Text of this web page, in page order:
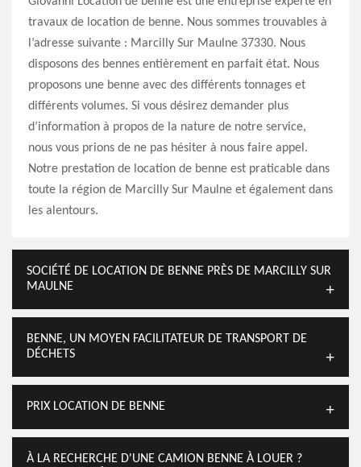
travaux de location de benne. Nous sommes trouvables à
l’adresse suivante : Marcilly Sur Maulne 37330. Nous
disposons des bennes entièrement en parfait état. Nous
proposons une benne avec des différents tonnages et
différents volumes. Si vous désirez demander plus
d’information à propos de la nature de notre service,
nous vous prions de ne pas hésiter à nous faire appel.
Notre prestation de location de benne est praticable dans
toute la région de Marcilly Sur Maulne et également dans
les alentours.
SOCIÉTÉ DE LOCATION DE BENNE PRÈS DE MARCILLY SUR
MAULNE
BENNE, UN MOYEN FACILITATEUR DE TRANSPORT DE
DÉCHETS
PRIX LOCATION DE BENNE
À LA RECHERCHE D'UNE CAMION BENNE À LOUER ?